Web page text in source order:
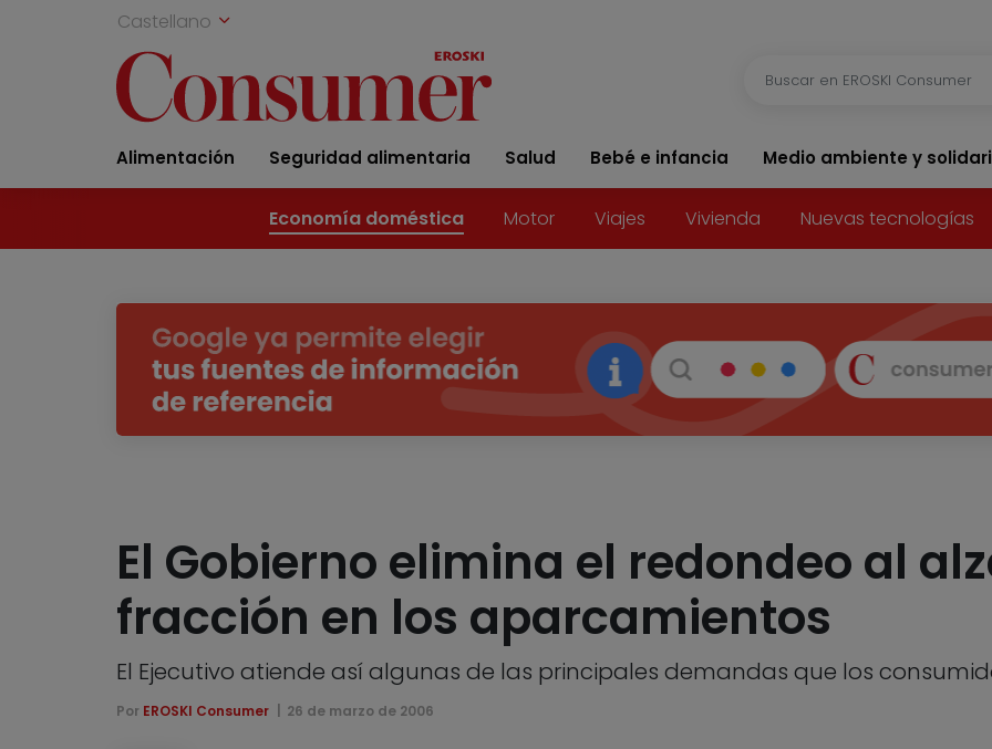
Castellano
Alimentación Seguridad alimentaria Salud Bebé e infancia Medio ambiente y
Economía doméstica Motor Viajes Vivienda Nuevas tecnologías
El Gobierno elimina el redondeo al
fracción en los aparcamientos
El Ejecutivo atiende así algunas de las principales demandas que los
Por EROSKI Consumer 26 de marzo de 2006